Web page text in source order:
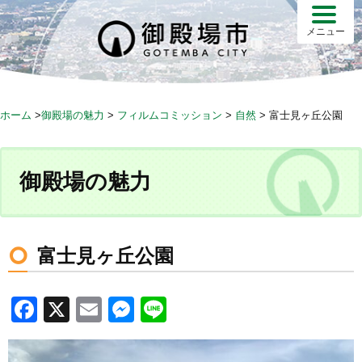
S
k
i
p
o
メニュー
ホーム >御殿場の魅力 > フィルムコミッション > 自然 > 富士見ヶ丘公園
御殿場の魅力
富士見ヶ丘公園
F
a
X
E
m
M
e
n